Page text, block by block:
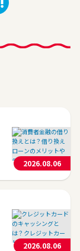
2026.08.06
2026.08.06